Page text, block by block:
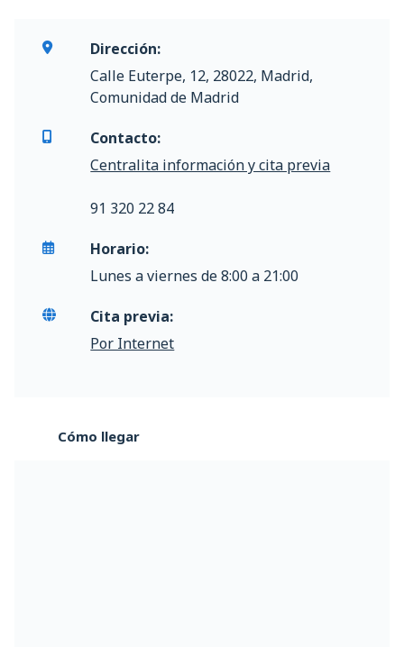
Dirección:
Calle Euterpe, 12, 28022, Madrid,
Comunidad de Madrid
Contacto:
Centralita información y cita previa
91 320 22 84
Horario:
Lunes a viernes de 8:00 a 21:00
Cita previa:
Por Internet
Cómo llegar